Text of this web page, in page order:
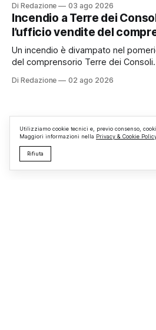
organizzato da TBM a Monterosi, un
superato le aspettative degli
appassionati delle due ruote da
limitrofe. Per
Di Redazione 03 ago 2026
Incendio a Terre dei
l’ufficio vendite del
Un incendio è divampato nel
del comprensorio Terre dei
struttura adibita a ufficio vendite.
Di Redazione 02 ago 2026
Utilizziamo cookie tecnici e, previo consenso,
Maggiori informazioni nella Privacy & Cookie
Rifiuta